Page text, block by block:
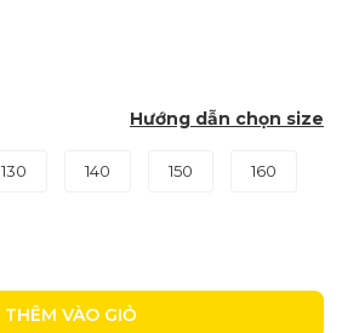
Hướng dẫn chọn size
130 140 150 160
THÊM VÀO GIỎ